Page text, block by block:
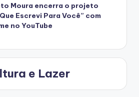
Moura encerra o projeto
Escrevi Para Você” com
no YouTube
e Lazer